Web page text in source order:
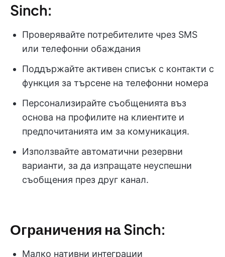
Sinch:
Проверявайте потребителите чрез SMS
или телефонни обаждания
Поддържайте активен списък с контакти с
функция за търсене на телефонни номера
Персонализирайте съобщенията въз
основа на профилите на клиентите и
предпочитанията им за комуникация.
Използвайте автоматични резервни
варианти, за да изпращате неуспешни
съобщения през друг канал.
Ограничения на Sinch:
Малко нативни интеграции